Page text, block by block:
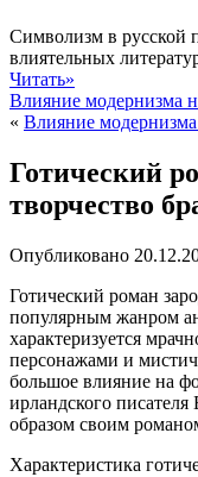
Символизм в русской
влиятельных
Читать»
Влияние модернизма
« Влияние
Готический
творчество
Опубликовано
Готический роман
популярным жанром
характеризуется
персонажами и
большое влияние на
ирландского
образом своим
Характеристика